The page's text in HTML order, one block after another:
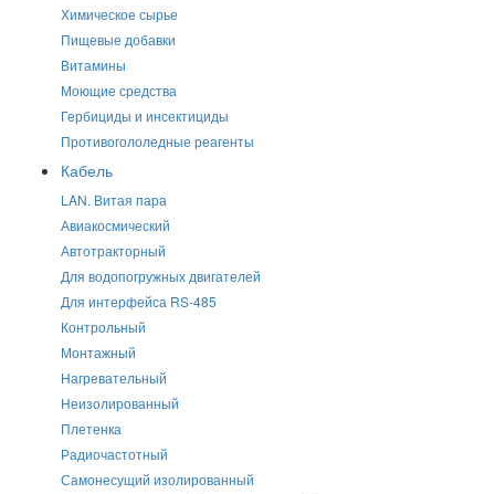
Химическое сырье
Пищевые добавки
Витамины
Моющие средства
Гербициды и инсектициды
Противогололедные реагенты
Кабель
LAN. Витая пара
Авиакосмический
Автотракторный
Для водопогружных двигателей
Для интерфейса RS-485
Контрольный
Монтажный
Нагревательный
Неизолированный
Плетенка
Радиочастотный
Самонесущий изолированный